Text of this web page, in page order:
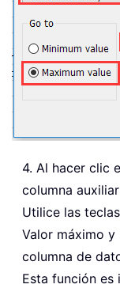
4. Al hacer clic
columna
Utilice las
Valor máximo y
columna de
Esta función es